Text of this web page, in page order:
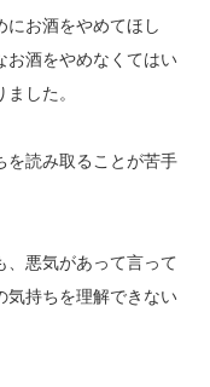
にお酒をやめてほし
お酒をやめなくてはい
した。
を読み取ることが苦手
、悪気があって言って
気持ちを理解できない